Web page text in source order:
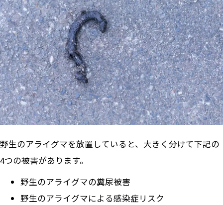
野生のアライグマを放置していると、大きく分けて下記の
4つの被害があります。
野生のアライグマの糞尿被害
野生のアライグマによる感染症リスク